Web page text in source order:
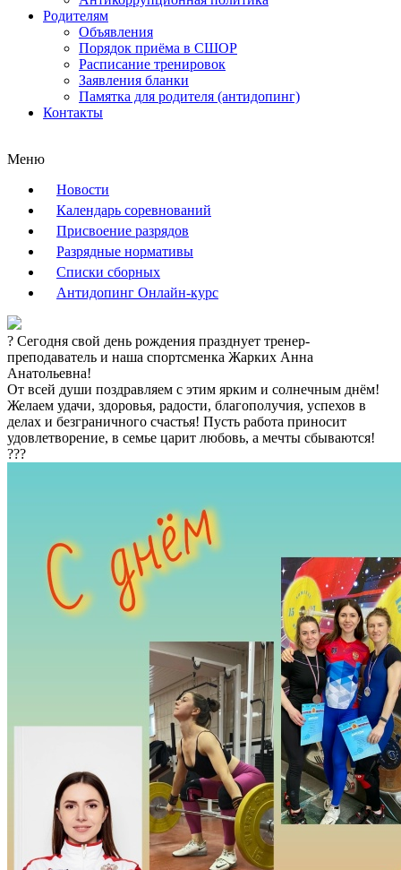
Родителям
Объявления
Порядок приёма в СШОР
Расписание тренировок
Заявления бланки
Памятка для родителя (антидопинг)
Контакты
Меню
Новости
Календарь соревнований
Присвоение разрядов
Разрядные нормативы
Списки сборных
Антидопинг Онлайн-курс
? Сегодня свой день рождения празднует тренер-
преподаватель и наша спортсменка Жарких Анна
Анатольевна!
От всей души поздравляем с этим ярким и солнечным днём!
Желаем удачи, здоровья, радости, благополучия, успехов в
делах и безграничного счастья! Пусть работа приносит
удовлетворение, в семье царит любовь, а мечты сбываются!
???